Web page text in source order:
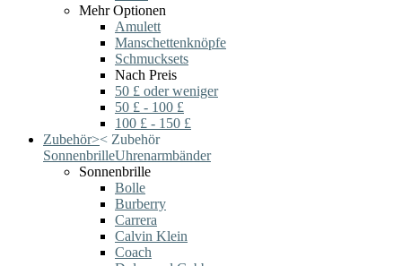
Mehr Optionen
Amulett
Manschettenknöpfe
Schmucksets
Nach Preis
50 £ oder weniger
50 £ - 100 £
100 £ - 150 £
Zubehör>< Zubehör
SonnenbrilleUhrenarmbänder
Sonnenbrille
Bolle
Burberry
Carrera
Calvin Klein
Coach